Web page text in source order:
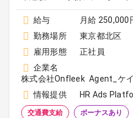
給与
月給 250,000
勤務場所
東京都北区
雇用形態
正社員
企業名
株式会社Onfleek Agent_ケ
情報提供
HR Ads
交通費支給 ボーナスあり